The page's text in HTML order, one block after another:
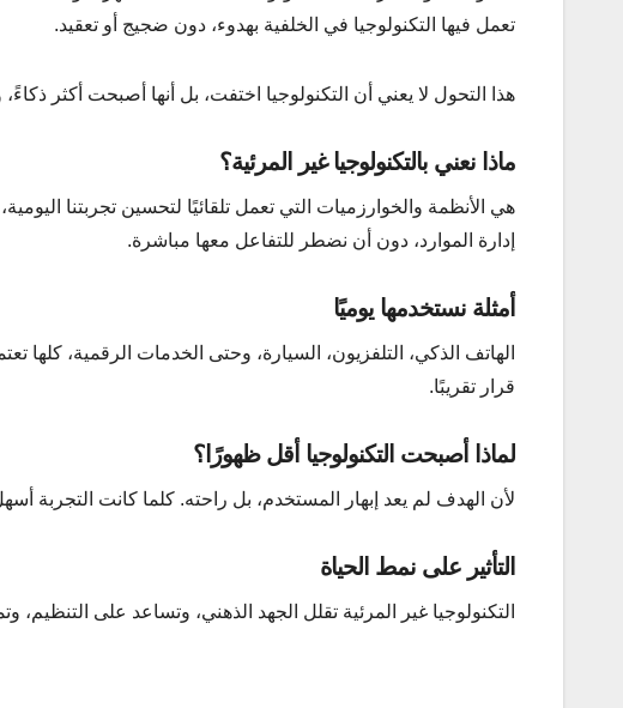
تعمل فيها التكنولوجيا في الخلفية بهدوء، دون ضجيج أو تعقيد.
هذا التحول لا يعني أن التكنولوجيا اختفت، بل أنها أصبحت أكثر
ماذا نعني بالتكنولوجيا غير المرئية؟
هي الأنظمة والخوارزميات التي تعمل تلقائيًا لتحسين تجربتنا
إدارة الموارد، دون أن نضطر للتفاعل معها مباشرة.
أمثلة نستخدمها يوميًا
الهاتف الذكي، التلفزيون، السيارة، وحتى الخدمات الرقمية، كلها
قرار تقريبًا.
لماذا أصبحت التكنولوجيا أقل ظهورًا؟
لأن الهدف لم يعد إبهار المستخدم، بل راحته. كلما كانت التجربة
التأثير على نمط الحياة
التكنولوجيا غير المرئية تقلل الجهد الذهني، وتساعد على التنظيم،